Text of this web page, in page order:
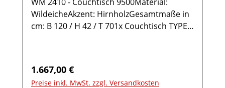
WildeicheAkzent: HirnholzGesamtmaße in
cm: B 120 / H 42 / T 701x Couchtisch TYPE
vormontiert (Restmontage kann
Regulärer Preis:
1.667,00 €
Preise inkl. MwSt. zzgl. Versandkosten